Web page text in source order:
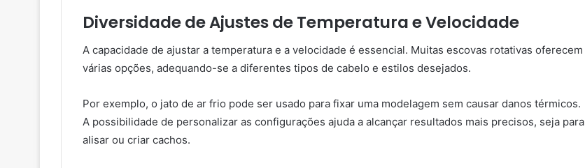
Diversidade de Ajustes de Temperatura e Velocidade
A capacidade de ajustar a temperatura e a velocidade é essencial. Muitas escovas rotativas oferecem
várias opções, adequando-se a diferentes tipos de cabelo e estilos desejados.
Por exemplo, o jato de ar frio pode ser usado para fixar uma modelagem sem causar danos térmicos.
A possibilidade de personalizar as configurações ajuda a alcançar resultados mais precisos, seja para
alisar ou criar cachos.